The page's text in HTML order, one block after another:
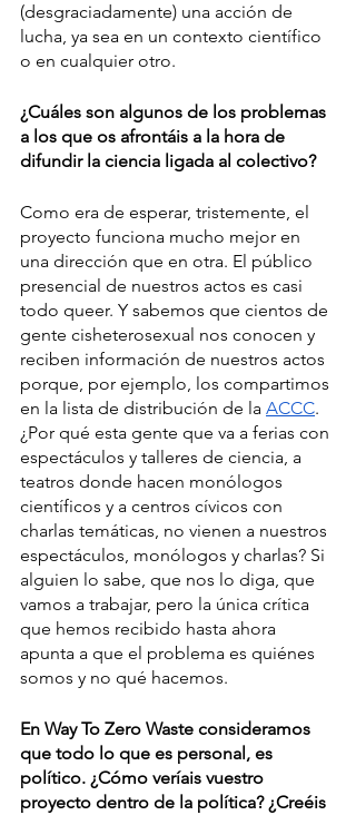
(desgraciadamente) una acción de
lucha, ya sea en un contexto científico
o en cualquier otro.
¿Cuáles son algunos de los problemas
a los que os afrontáis a la hora de
difundir la ciencia ligada al colectivo?
Como era de esperar, tristemente, el
proyecto funciona mucho mejor en
una dirección que en otra. El público
presencial de nuestros actos es casi
todo queer. Y sabemos que cientos de
gente cisheterosexual nos conocen y
reciben información de nuestros actos
porque, por ejemplo, los compartimos
en la lista de distribución de la ACCC.
¿Por qué esta gente que va a ferias con
espectáculos y talleres de ciencia, a
teatros donde hacen monólogos
científicos y a centros cívicos con
charlas temáticas, no vienen a nuestros
espectáculos, monólogos y charlas? Si
alguien lo sabe, que nos lo diga, que
vamos a trabajar, pero la única crítica
que hemos recibido hasta ahora
apunta a que el problema es quiénes
somos y no qué hacemos.
En Way To Zero Waste consideramos
que todo lo que es personal, es
político. ¿Cómo veríais vuestro
proyecto dentro de la política? ¿Creéis